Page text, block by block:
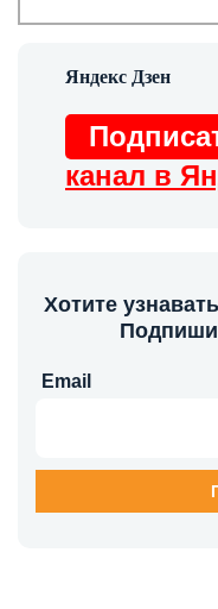
канал в
Хотите
Email